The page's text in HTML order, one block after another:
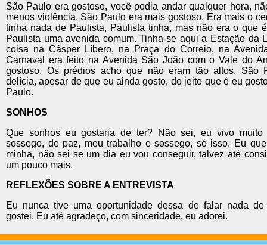
São Paulo era gostoso, você podia andar qualquer hora,
menos violência. São Paulo era mais gostoso. Era mais o
tinha nada de Paulista, Paulista tinha, mas não era o que
Paulista uma avenida comum. Tinha-se aqui a Estação da
coisa na Cásper Líbero, na Praça do Correio, na
Carnaval era feito na Avenida São João com o Vale do
gostoso. Os prédios acho que não eram tão altos. São
delícia, apesar de que eu ainda gosto, do jeito que é eu
Paulo.
SONHOS
Que sonhos eu gostaria de ter? Não sei, eu vivo muito
sossego, de paz, meu trabalho e sossego, só isso. Eu
minha, não sei se um dia eu vou conseguir, talvez até
um pouco mais.
REFLEXÕES SOBRE A ENTREVISTA
Eu nunca tive uma oportunidade dessa de falar nada
gostei. Eu até agradeço, com sinceridade, eu adorei.